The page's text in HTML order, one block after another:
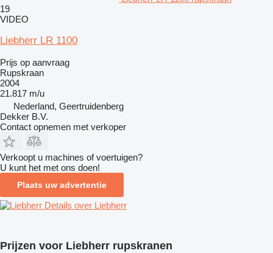
19
VIDEO
Liebherr LR 1100
Prijs op aanvraag
Rupskraan
2004
21.817 m/u
Nederland, Geertruidenberg
Dekker B.V.
Contact opnemen met verkoper
Verkoopt u machines of voertuigen?
U kunt het met ons doen!
Plaats uw advertentie
Details over Liebherr
Prijzen voor Liebherr rupskranen